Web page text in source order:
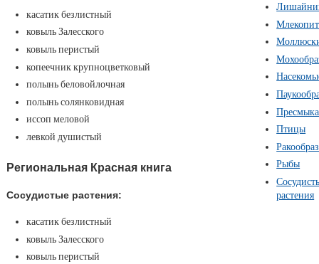
касатик безлистный
ковыль Залесского
ковыль перистый
копеечник крупноцветковый
полынь беловойлочная
полынь солянковидная
иссоп меловой
левкой душистый
Региональная Красная книга
Сосудистые растения:
касатик безлистный
ковыль Залесского
ковыль перистый
Птицы
Рыбы
растения